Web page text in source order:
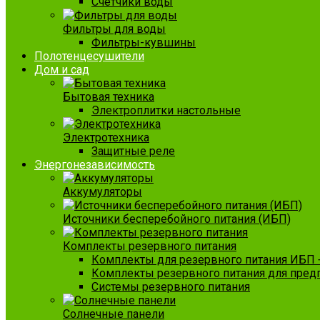
Фильтры для воды
Фильтры-кувшины
Полотенцесушители
Дом и сад
Бытовая техника
Электроплитки настольные
Электротехника
Защитные реле
Энергонезависимость
Аккумуляторы
Источники бесперебойного питания (ИБП)
Комплекты резервного питания
Комплекты для резервного питания ИБП
Комплекты резервного питания для
Системы резервного питания
Солнечные панели